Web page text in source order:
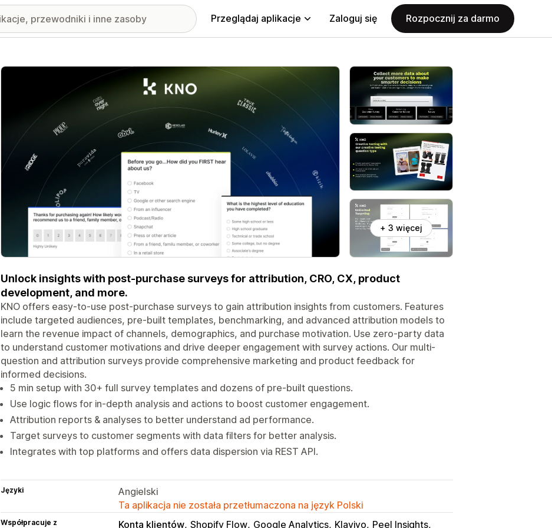
Przeglądaj aplikacje Zaloguj się Rozpocznij za darmo
Wyróżnione obrazy w galerii
+ 3 więcej
Unlock insights with post-purchase surveys for attribution, CRO, CX, product
development, and more.
KNO offers easy-to-use post-purchase surveys to gain attribution insights from customers. Features
include targeted audiences, pre-built templates, benchmarking, and advanced attribution models to
learn the revenue impact of channels, demographics, and purchase motivation. Use zero-party data
to understand customer motivations and drive deeper engagement with survey actions. Our multi-
question and attribution surveys provide comprehensive marketing and product feedback for
informed decisions.
5 min setup with 30+ full survey templates and dozens of pre-built questions.
Use logic flows for in-depth analysis and actions to boost customer engagement.
Attribution reports & analyses to better understand ad performance.
Target surveys to customer segments with data filters for better analysis.
Integrates with top platforms and offers data dispersion via REST API.
Języki
Angielski
Ta aplikacja nie została przetłumaczona na język Polski
Współpracuje z Konta klientów Shopify Flow Google Analytics Klaviyo Peel Insights